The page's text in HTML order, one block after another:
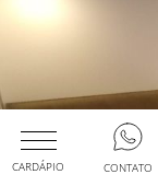
CARDÁPIO CONTATO